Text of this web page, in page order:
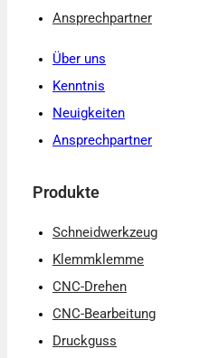
Ansprechpartner
Über uns
Kenntnis
Neuigkeiten
Ansprechpartner
Produkte
Schneidwerkzeug
Klemmklemme
CNC-Drehen
CNC-Bearbeitung
Druckguss